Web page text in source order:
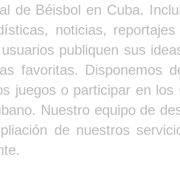
de Béisbol en Cuba.
noticias,
publiquen sus
favoritas. Disponemos
juegos o participar en
Nuestro equipo de
de nuestros